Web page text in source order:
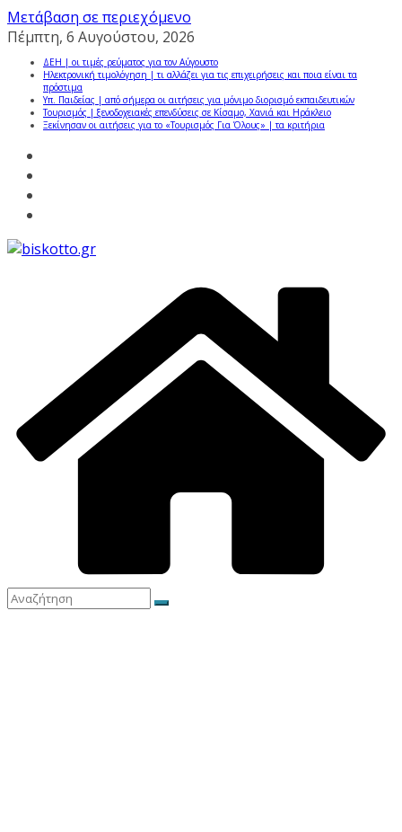
Μετάβαση σε περιεχόμενο
Πέμπτη, 6 Αυγούστου, 2026
ΔΕΗ | οι τιμές ρεύματος για τον Αύγουστο
Ηλεκτρονική τιμολόγηση | τι αλλάζει για τις επιχειρήσεις και ποια είναι τα
πρόστιμα
Υπ. Παιδείας | από σήμερα οι αιτήσεις για μόνιμο διορισμό εκπαιδευτικών
Τουρισμός | ξενοδοχειακές επενδύσεις σε Κίσαμο, Χανιά και Ηράκλειο
Ξεκίνησαν οι αιτήσεις για το «Τουρισμός Για Όλους» | τα κριτήρια